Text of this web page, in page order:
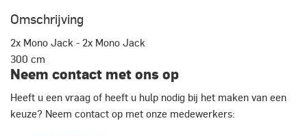
Omschrijving
2x Mono Jack - 2x Mono Jack
300 cm
Neem contact met ons op
Heeft u een vraag of heeft u hulp nodig bij het maken van een
keuze? Neem contact op met onze medewerkers: